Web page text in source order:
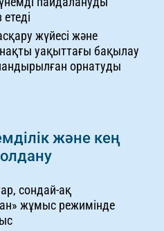
жүйесі және
уақыттағы бақылау
орнатуды
және кең
сондай-ақ
жұмыс режимінде